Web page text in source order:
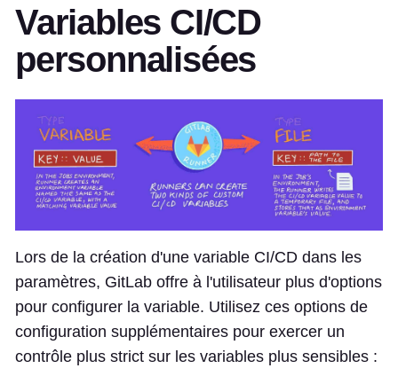
Variables CI/CD
personnalisées
Lors de la création d'une variable CI/CD dans les
paramètres, GitLab offre à l'utilisateur plus d'options
pour configurer la variable. Utilisez ces options de
configuration supplémentaires pour exercer un
contrôle plus strict sur les variables plus sensibles :